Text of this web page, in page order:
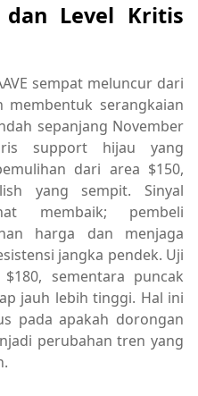
Level Kritis
sempat meluncur dari
membentuk serangkaian
sepanjang November
support hijau yang
dari area $150,
yang sempit. Sinyal
membaik; pembeli
harga dan menjaga
jangka pendek. Uji
sementara puncak
jauh lebih tinggi. Hal ini
pada apakah dorongan
perubahan tren yang